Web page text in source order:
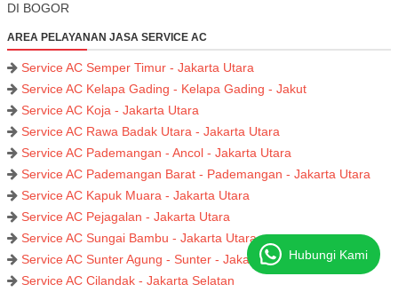
DI BOGOR
AREA PELAYANAN JASA SERVICE AC
Service AC Semper Timur - Jakarta Utara
Service AC Kelapa Gading - Kelapa Gading - Jakut
Service AC Koja - Jakarta Utara
Service AC Rawa Badak Utara - Jakarta Utara
Service AC Pademangan - Ancol - Jakarta Utara
Service AC Pademangan Barat - Pademangan - Jakarta Utara
Service AC Kapuk Muara - Jakarta Utara
Service AC Pejagalan - Jakarta Utara
Service AC Sungai Bambu - Jakarta Utara
Service AC Sunter Agung - Sunter - Jakarta Utara
Service AC Cilandak - Jakarta Selatan
Hubungi Kami